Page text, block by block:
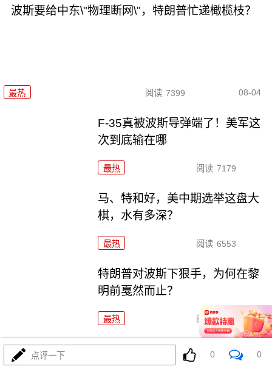
波斯要给中东\"物理断网\"，特朗普忙递橄榄枝？
最热 阅读 7399 08-04
F-35真被波斯导弹端了！美军这
次到底输在哪
最热 阅读 7179
马、特和好，美中期选举这盘大
棋，水有多深？
最热 阅读 6553
特朗普对波斯下狠手，为何在黎
明前戛然而止？
最热 阅读 4776
055要迎来最强对手？东瀛万吨新
驱已上船台！
点评一下 0 0